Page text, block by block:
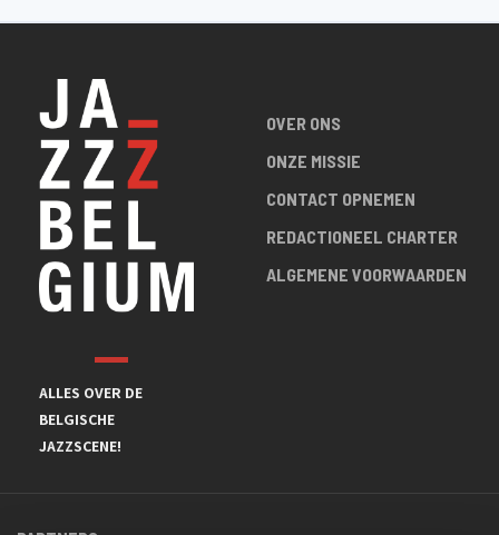
ALLES OVER DE
BELGISCHE
JAZZSCENE!
OVER ONS
ONZE MISSIE
CONTACT OPNEMEN
REDACTIONEEL CHARTER
ALGEMENE VOORWAARDEN